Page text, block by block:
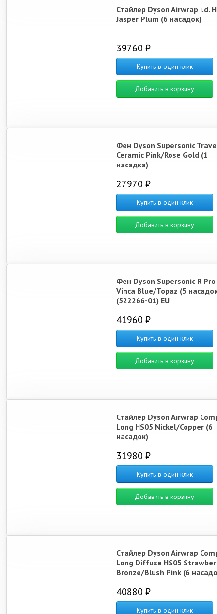
Стайлер Dyson Airwrap i.d.
Jasper Plum (6 насадок)
39760 ₽
Купить в один клик
Добавить в корзину
Фен Dyson Supersonic
Ceramic Pink/Rose Gold (1
насадка)
27970 ₽
Купить в один клик
Добавить в корзину
Фен Dyson Supersonic R Pro
Vinca Blue/Topaz (5
(522266-01) EU
41960 ₽
Купить в один клик
Добавить в корзину
Стайлер Dyson Airwrap
Long HS05 Nickel/Copper (6
насадок)
31980 ₽
Купить в один клик
Добавить в корзину
Стайлер Dyson Airwrap
Long Diffuse HS05
Bronze/Blush Pink (6
40880 ₽
Купить в один клик